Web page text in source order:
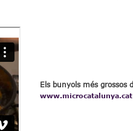
Els bunyols més grossos
www.microcatalunya.cat